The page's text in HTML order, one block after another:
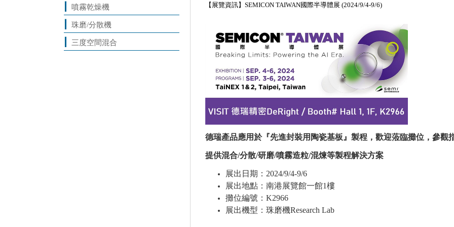
噴霧乾燥機
珠磨/分散機
三度空間混合
【展覽資訊】SEMICON TAIWAN國際半導體展 (2024/9/4-9/6)
德瑞產品應用於『先進封裝用陶瓷基板』製程，歡迎蒞臨攤位，參觀
提供混合/分散/研磨/噴霧造粒/混煉等製程解決方案
展出日期：2024/9/4-9/6
展出地點：南港展覽館一館1樓
攤位編號：K2966
展出機型：珠磨機Research Lab